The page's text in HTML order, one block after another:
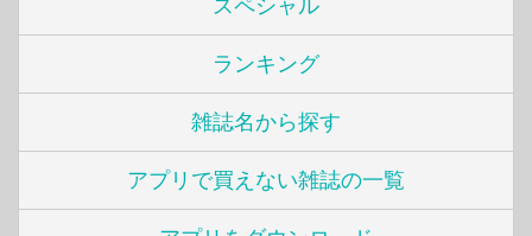
スペシャル
ランキング
雑誌名から探す
アプリで買えない雑誌の一覧